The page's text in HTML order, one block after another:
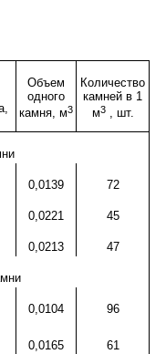
Объем
одного
камня, м3
Количество
камней в 1
м3 , шт.
0,0139 72
0,0221 45
0,0213 47
0,0104 96
0,0165 61